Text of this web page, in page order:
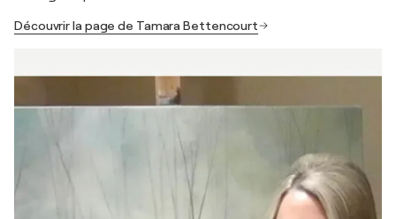
Découvrir la page de Tamara Bettencourt